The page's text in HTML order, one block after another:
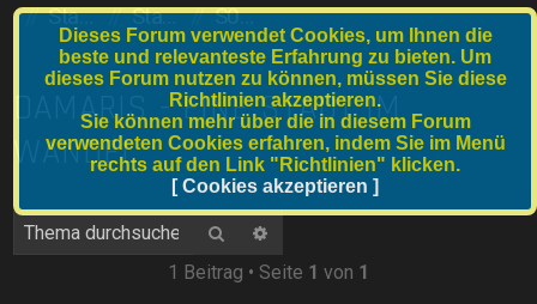
Stadtserver
Stadtnummer S001 bis S020 S008 Damaris
u
DAMARIS - EINE STADT IM
WANDEL
Suche
1 Beitrag • Seite 1 von 1
Dieses Forum verwendet Cookies, um Ihnen die
beste und relevanteste Erfahrung zu bieten. Um
dieses Forum nutzen zu können, müssen Sie diese
Richtlinien akzeptieren.
Sie können mehr über die in diesem Forum
verwendeten Cookies erfahren, indem Sie im Menü
rechts auf den Link "Richtlinien" klicken.
[ Cookies akzeptieren ]